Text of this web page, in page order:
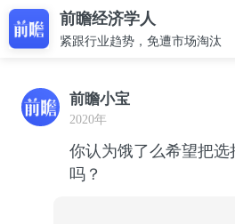
前瞻经济学人
紧跟行业趋势，免遭市场淘汰
前瞻小宝
2020年
你认为饿了么希望把
吗？